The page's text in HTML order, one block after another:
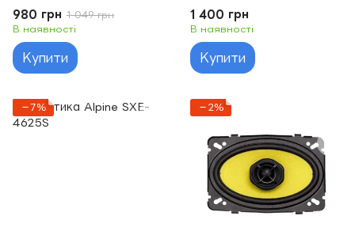
980 грн 1 049 грн
В наявності
Купити
1 400 грн
В наявності
Купити
−7% −2%